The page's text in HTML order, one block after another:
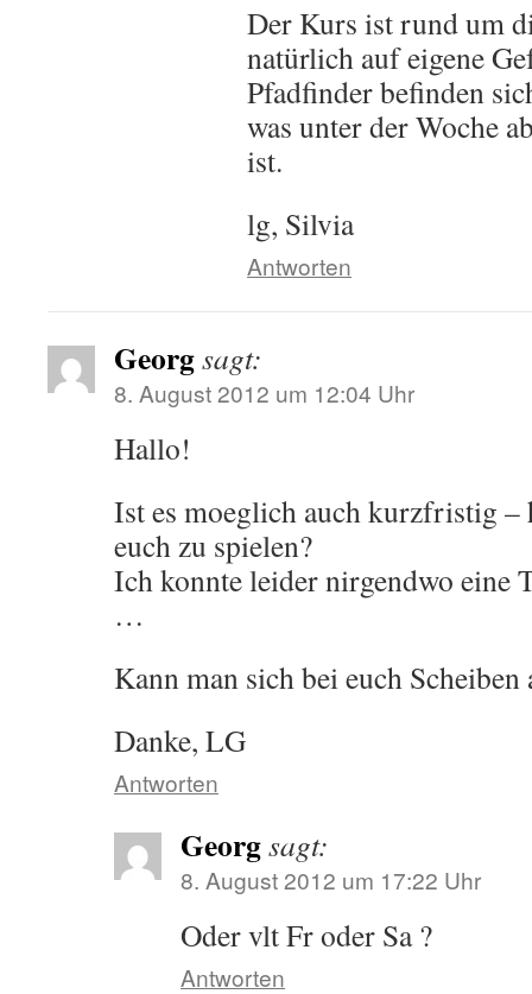
Der Kurs ist rund um
natürlich auf eigene
Pfadfinder befinden
was unter der Woche
ist.
lg, Silvia
Antworten
Georgsagt:
8. August 2012 um 12:04 Uhr
Hallo!
Ist es moeglich auch kurzfristig –
euch zu spielen?
Ich konnte leider nirgendwo eine
…
Kann man sich bei euch Scheiben
Danke, LG
Antworten
Georgsagt:
8. August 2012 um 17:22 Uhr
Oder vlt Fr oder Sa ?
Antworten